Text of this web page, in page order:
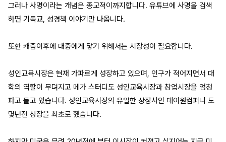
그러나 사명이라는 개념은 종교적이까지합니다. 유튜브에 사명을 검색
하면 기독교, 성경책 이야기만 나옵니다.
또한 캐즘이후에 대중에게 닿기 위해서는 시장성이 필요합니다.
성인교육시장은 현재 가파르게 성장하고 있으며, 인구가 적어지면서 대
학의 역할이 무뎌지고 메가 스터디도 성인교육시장과 창업시장을 엄청
파고 들고 있습니다. 성인교육시장의 유일한 상장사인 데이원컴퍼니 도
몇년전 상장을 최초로 했습니다.